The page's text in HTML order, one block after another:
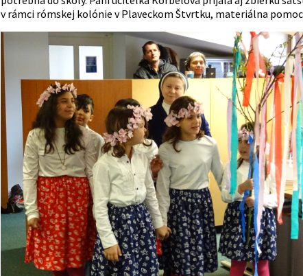
v rámci rómskej kolónie v Plaveckom Štvrtku, materiálna